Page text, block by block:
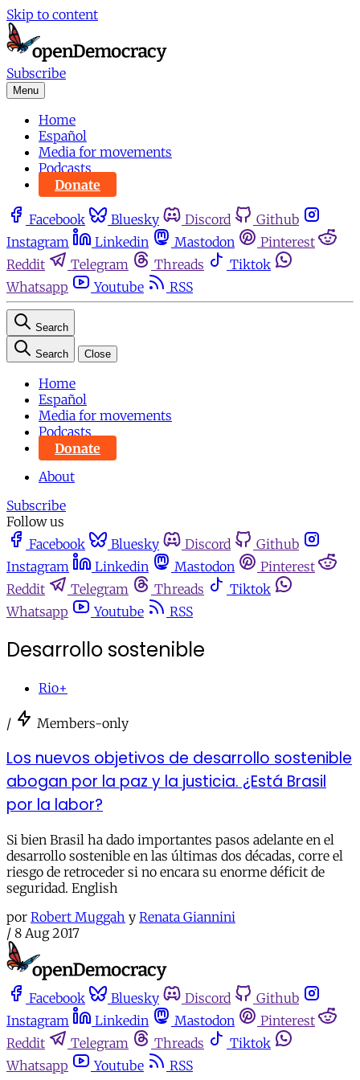
Skip to content
Subscribe
Menu
Home
Español
Media for movements
Podcasts
Donate
Facebook Bluesky Discord
Github
Instagram
Linkedin Mastodon
Pinterest
Reddit
Telegram Threads
Tiktok
Whatsapp
Youtube RSS
Search
Search Close
Home
Español
Media for movements
Podcasts
Donate
About
Subscribe
Follow us
Facebook
Bluesky Discord
Github
Instagram
Linkedin Mastodon
Pinterest
Reddit
Telegram Threads
Tiktok
Whatsapp
Youtube RSS
Desarrollo sostenible
Rio+
/ Members-only
Los nuevos objetivos de desarrollo sostenible
abogan por la paz y la justicia. ¿Está Brasil
por la labor?
Si bien Brasil ha dado importantes pasos adelante en el
desarrollo sostenible en las últimas dos décadas, corre el
riesgo de retroceder si no encara su enorme déficit de
seguridad. English
por Robert Muggah y Renata Giannini
/ 8 Aug 2017
Facebook Bluesky Discord
Github
Instagram
Linkedin Mastodon
Pinterest
Reddit
Telegram Threads
Tiktok
Whatsapp
Youtube RSS